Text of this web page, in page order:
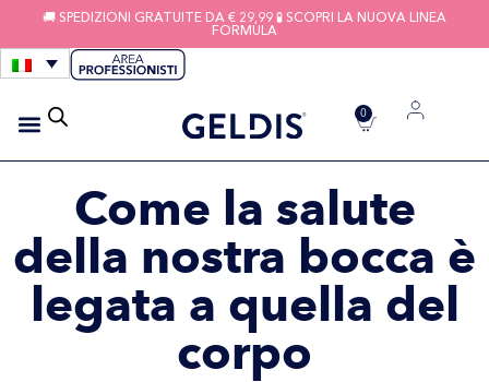
🚚 SPEDIZIONI GRATUITE DA € 29,99 🧪 SCOPRI LA NUOVA LINEA
FORMULA
0
Come la salute
della nostra bocca è
legata a quella del
corpo